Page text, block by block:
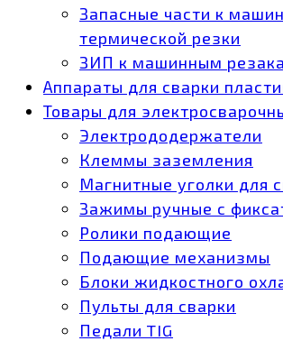
Запасные части к
термической резки
ЗИП к машинным
Аппараты для сварки
Товары для
Электрододержатели
Клеммы заземления
Магнитные уголки для
Зажимы ручные с
Ролики подающие
Подающие механизмы
Блоки жидкостного
Пульты для сварки
Педали TIG